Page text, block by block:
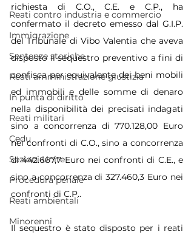
Reati contro industria e commercio
Immigrazione
Sentenze storiche
Reati amministrazione giustizia
In punta di diritto
Reati militari
Cedu
Sezioni Unite
Procedura penale
Reati ambientali
Minorenni
richiesta di C.O., C.E. e C.P., ha
confermato il decreto emesso dal G.I.P.
del Tribunale di Vibo Valentia che aveva
disposto il sequestro preventivo a fini di
confisca per equivalente dei beni mobili
ed immobili e delle somme di denaro
nella disponibilità dei precisati indagati
sino a concorrenza di 770.128,00 Euro
nei confronti di C.O., sino a concorrenza
di 442.667,7 Euro nei confronti di C.E., e
sino a concorrenza di 327.460,3 Euro nei
confronti di C.P..
Il sequestro è stato disposto per i reati